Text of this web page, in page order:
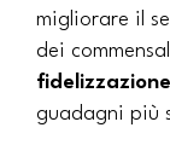
migliorare il
dei
fidelizzazione
guadagni più